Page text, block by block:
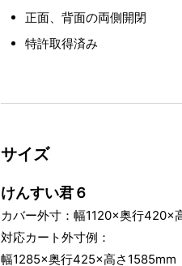
正面、背面の両側開閉
特許取得済み
サイズ
けんすい君６
カバー外寸：幅1120×奥行420×
対応カート外寸例：
幅1285×奥行425×高さ1585mm